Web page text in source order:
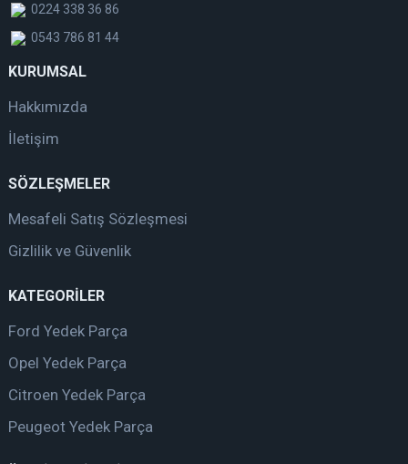
0224 338 36 86
0543 786 81 44
KURUMSAL
Hakkımızda
İletişim
SÖZLEŞMELER
Mesafeli Satış Sözleşmesi
Gizlilik ve Güvenlik
KATEGORİLER
Ford Yedek Parça
Opel Yedek Parça
Citroen Yedek Parça
Peugeot Yedek Parça